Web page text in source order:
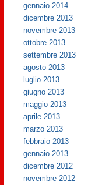
gennaio 2014
dicembre 2013
novembre 2013
ottobre 2013
settembre 2013
agosto 2013
luglio 2013
giugno 2013
maggio 2013
aprile 2013
marzo 2013
febbraio 2013
gennaio 2013
dicembre 2012
novembre 2012